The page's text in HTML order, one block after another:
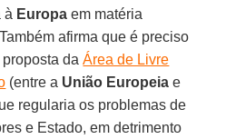
à Europa em matéria
afirma que é preciso
proposta daÁrea de Livre
(entre a União Europeia e
regularia os problemas de
e Estado, em detrimento